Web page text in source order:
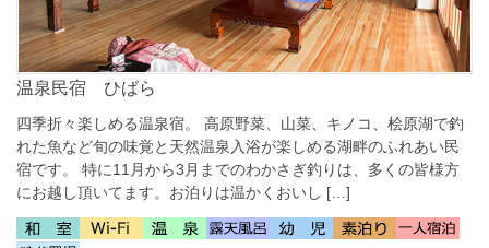
温泉民宿 ひばら
四季折々楽しめる温泉宿。 高原野菜、山菜、キノコ、桧原湖で釣
れた魚など旬の味覚と天然温泉入浴が楽しめる湖畔のふれあい民
宿です。 特に11月から3月までのわかさぎ釣りは、多くの皆様方
にお越し頂いてます。お泊りは温かくおいし […]